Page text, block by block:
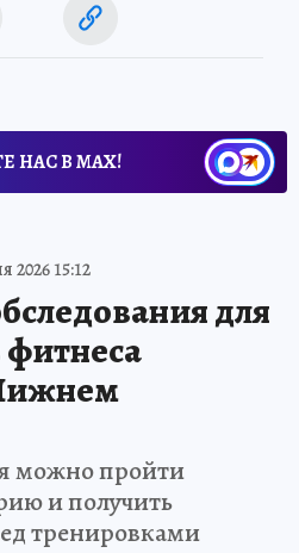
НАС В МАХ!
2026 15:12
для
можно пройти
и получить
тренировками